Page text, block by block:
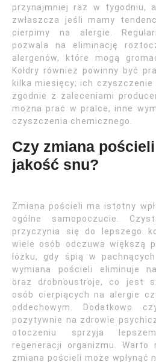
przynajmniej raz w tygodniu,
zwłaszcza jeśli mamy
cierpimy na alergie.
pozwala na eliminację
alergenów, które mogą
Kołdry również powinny być
kilka miesięcy; ich czyszczenie
zgodnie z zaleceniami
można prać w pralce, inne
czyszczenia chemicznego.
Czy zmiana pościeli
jakość snu?
Zmiana pościeli ma istotny
ogólne samopoczucie.
przyczynia się do lepszego
wiele osób odczuwa większą
łóżku, gdy śpią w
wymiana pościeli eliminuje
oraz drobnoustroje, co jest
osób cierpiących na alergie
oddechowym. Dodatkowo
pozytywnie na zdrowie
otoczeniu sprzyja
regeneracji organizmu. Warto
zmiana pościeli może wpłynąć